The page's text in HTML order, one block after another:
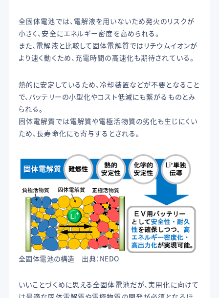
全固体電池では、電解液を用いないため発火のリスクが
小さく、安全にエネルギー密度を高められる。
また、電解液と比較して固体電解質ではリチウムイオンが
より速く動くため、充電時間の高速化も期待されている。
熱的に安定しているため、冷却装置などが不要となること
で、バッテリーの小型化やコスト低減にも繋がるものとみ
られる。
固体電解質では電解質や電極活物質の劣化も生じにくい
ため、長寿命化にも寄与するとされる。
全固体電池の構造 出典：NEDO
いいことづくめに思える全固体電池だが、実用化に向けて